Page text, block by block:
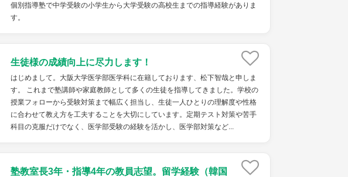
個別指導塾で中学受験の小学生から大学受験の高校生までの指導経験がありま
す。
生徒様の成績向上に尽力します！
はじめまして。大阪大学医学部医学科に在籍しております、松下智哉と申しま
す。 これまで塾講師や家庭教師として多くの生徒を指導してきました。学校の
授業フォローから受験対策まで幅広く担当し、生徒一人ひとりの理解度や性格
に合わせて教え方を工夫することを大切にしています。定期テスト対策や苦手
科目の克服だけでなく、医学部受験の経験を活かし、医学部対策など...
塾教室長3年・指導4年の教員志望。留学経験（韓国